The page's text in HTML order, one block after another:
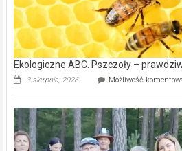
Ekologiczne ABC. Pszczoły –
3 sierpnia, 2026 Możliwość